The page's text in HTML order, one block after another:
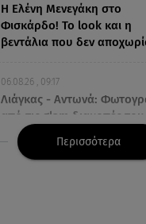
Η Ελένη Μενεγάκη στο
Φισκάρδο! Το look και η
βεντάλια που δεν
06.08.26 , 09:17
Λιάγκας - Αντωνά:
από τις glam διακοπές
Μύκονο
Περισσότερα